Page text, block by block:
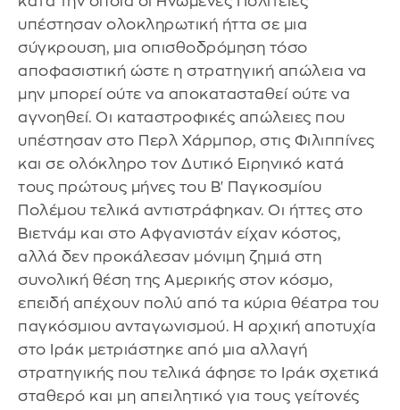
υπέστησαν ολοκληρωτική ήττα σε μια
σύγκρουση, μια οπισθοδρόμηση τόσο
αποφασιστική ώστε η στρατηγική απώλεια να
μην μπορεί ούτε να αποκατασταθεί ούτε να
αγνοηθεί. Οι καταστροφικές απώλειες που
υπέστησαν στο Περλ Χάρμπορ, στις Φιλιππίνες
και σε ολόκληρο τον Δυτικό Ειρηνικό κατά
τους πρώτους μήνες του Β' Παγκοσμίου
Πολέμου τελικά αντιστράφηκαν. Οι ήττες στο
Βιετνάμ και στο Αφγανιστάν είχαν κόστος,
αλλά δεν προκάλεσαν μόνιμη ζημιά στη
συνολική θέση της Αμερικής στον κόσμο,
επειδή απέχουν πολύ από τα κύρια θέατρα του
παγκόσμιου ανταγωνισμού. Η αρχική αποτυχία
στο Ιράκ μετριάστηκε από μια αλλαγή
στρατηγικής που τελικά άφησε το Ιράκ σχετικά
σταθερό και μη απειλητικό για τους γείτονές